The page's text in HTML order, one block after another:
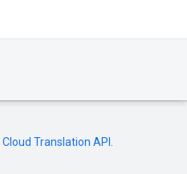
Cloud Translation API